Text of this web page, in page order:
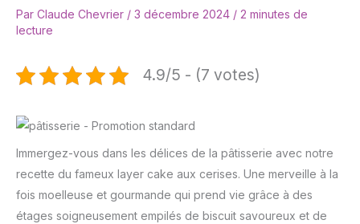
Par Claude Chevrier / 3 décembre 2024 / 2 minutes de
lecture
4.9/5 - (7 votes)
Immergez-vous dans les délices de la pâtisserie avec notre
recette du fameux layer cake aux cerises. Une merveille à la
fois moelleuse et gourmande qui prend vie grâce à des
étages soigneusement empilés de biscuit savoureux et de